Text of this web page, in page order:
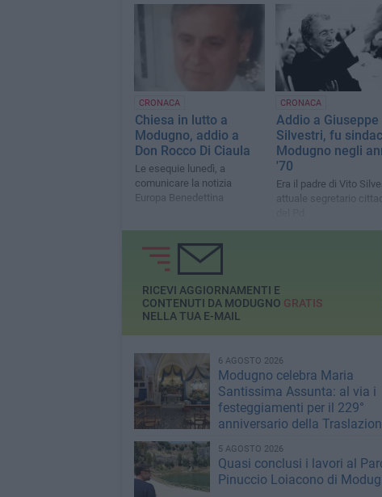
Il messaggio dell'ex
della città
CRONACA
Chiesa in lutto a
Modugno, addio a
Don Rocco Di Ciaula
Le esequie lunedì, a
comunicare la notizia
Europa Benedettina
CRONACA
Addio a Giuseppe
Silvestri, fu
Modugno negli
'70
Era il padre di Vito
attuale segretario
RICEVI AGGIORNAMENTI E
CONTENUTI DA MODUGNO GRATIS
NELLA TUA E-MAIL
6 AGOSTO 2026
Modugno celebra Maria
Santissima Assunta: al via i
festeggiamenti per il 229°
anniversario della
5 AGOSTO 2026
Quasi conclusi i lavori al
Pinuccio Loiacono di